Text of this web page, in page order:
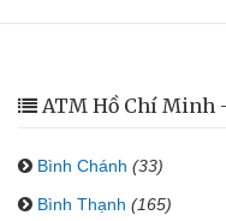
ATM Hồ Chí Minh
Bình Chánh (33)
Bình Thạnh (165)